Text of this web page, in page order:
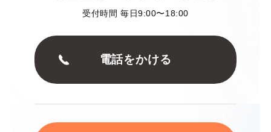
受付時間 毎日9:00〜18:00
電話をかける